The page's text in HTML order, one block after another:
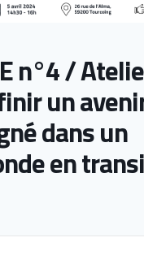
n°4 /
un
dans un
en